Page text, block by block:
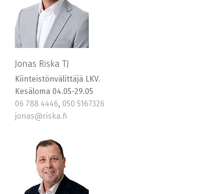
Jonas Riska TJ
Kiinteistönvälittäjä LKV.
Kesäloma 04.05-29.05
06 788 4446, 050 5167326
jonas@riska.fi